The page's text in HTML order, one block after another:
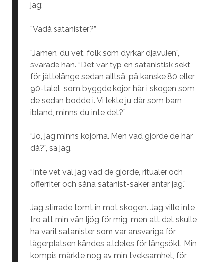
jag:
”Vadå satanister?”
”Jamen, du vet, folk som dyrkar djävulen”,
svarade han. “Det var typ en satanistisk sekt,
för jättelänge sedan alltså, på kanske 80 eller
90-talet, som byggde kojor här i skogen som
de sedan bodde i. Vi lekte ju där som barn
ibland, minns du inte det?”
“Jo, jag minns kojorna. Men vad gjorde de här
då?”, sa jag.
“Inte vet väl jag vad de gjorde, ritualer och
offerriter och såna satanist-saker antar jag.”
Jag stirrade tomt in mot skogen. Jag ville inte
tro att min vän ljög för mig, men att det skulle
ha varit satanister som var ansvariga för
lägerplatsen kändes alldeles för långsökt. Min
kompis märkte nog av min tveksamhet, för